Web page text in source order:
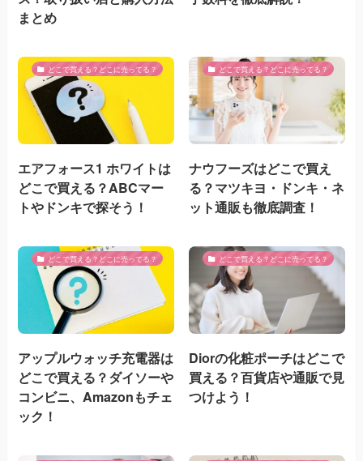
まとめ
どこで買える？どこに売ってる？
エアフォース1 ホワイトは
どこで買える？ABCマー
トやドンキで探そう！
どこで買える？どこに売ってる？
ナウフーズはどこで買え
る？マツキヨ・ドンキ・ネ
ット通販も徹底調査！
どこで買える？どこに売ってる？
アップルウォッチ充電器は
どこで買える？ダイソーや
コンビニ、Amazonもチェ
ック！
どこで買える？どこに売ってる？
Diorの化粧ポーチはどこで
買える？百貨店や通販で見
つけよう！